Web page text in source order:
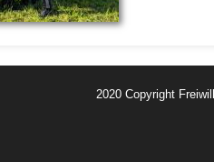
2020 Copyright